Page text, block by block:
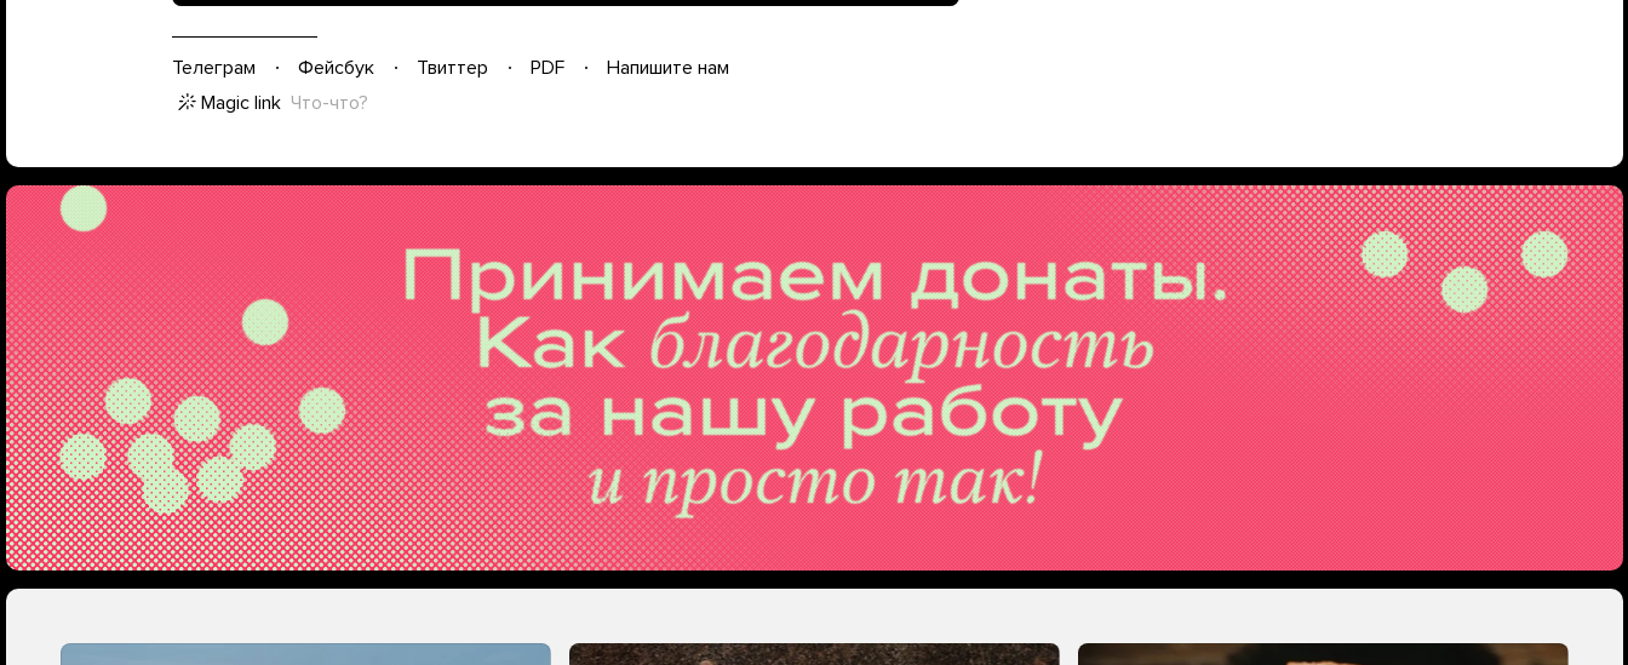
Телеграм Фейсбук Твиттер PDF
Напишите нам
Magic link Что-что?